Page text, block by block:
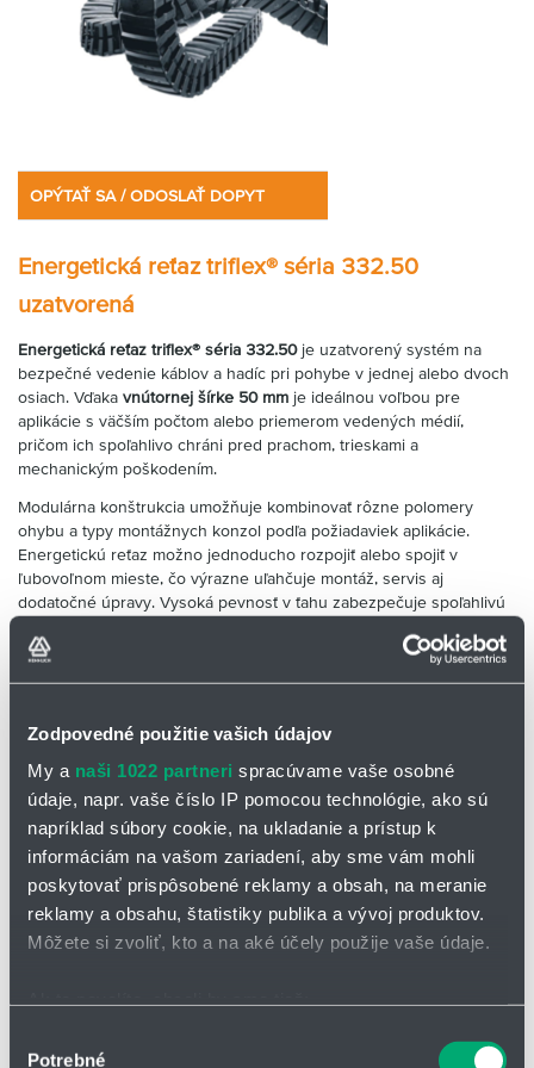
Zodpovedné použitie vašich údajov
My a naši 1022 partneri spracúvame vaše osobné
údaje, napr. vaše číslo IP pomocou technológie, ako sú
napríklad súbory cookie, na ukladanie a prístup k
informáciám na vašom zariadení, aby sme vám mohli
poskytovať prispôsobené reklamy a obsah, na meranie
reklamy a obsahu, štatistiky publika a vývoj produktov.
Môžete si zvoliť, kto a na aké účely použije vaše údaje.
polohe s presnosťou na niekoľko metrov
Potrebné
OPÝTAŤ SA / ODOSLAŤ DOPYT
Energetická reťaz triflex® séria 332.50
uzatvorená
Energetická reťaz triflex® séria 332.50je uzatvorený systém na
bezpečné vedenie káblov a hadíc pri pohybe v jednej alebo dvoch
osiach. Vďaka vnútornej šírke 50 mm je ideálnou voľbou pre
aplikácie s väčším počtom alebo priemerom vedených médií,
pričom ich spoľahlivo chráni pred prachom, trieskami a
mechanickým poškodením.
Modulárna konštrukcia umožňuje kombinovať rôzne polomery
ohybu a typy montážnych konzol podľa požiadaviek aplikácie.
Energetickú reťaz možno jednoducho rozpojiť alebo spojiť v
ľubovoľnom mieste, čo výrazne uľahčuje montáž, servis aj
dodatočné úpravy. Vysoká pevnosť v ťahu zabezpečuje spoľahlivú
✅Typické oblasti použitia:
obrábacie stroje, manipulačná technika,
automatizačné zariadenia, spracovanie plastov, stavebné stroje a
uhlové montážne držiaky
Možno kombinovať rôzne polomery
a typy ohybov
Plne uzavretý
Vynikajúca ochrana pred nečistotami
a trieskami
Oddeľovanie a spájanie v